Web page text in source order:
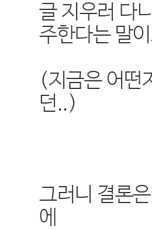
글 지우러 다
주한다는 말
(지금은 어떤
던..)
그러니 결론
에